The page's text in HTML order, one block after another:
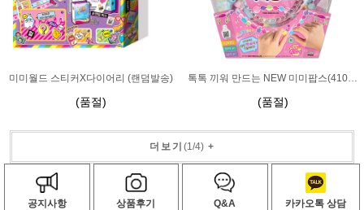
미미월드 스티커X다이어리 (랜덤발송)
(품절)
톡톡 끼워 만드는 NEW 미미팝스(410피스)
(품절)
더보기 (1/4)+
공지사항 상품후기 Q&A 카카오톡 상담